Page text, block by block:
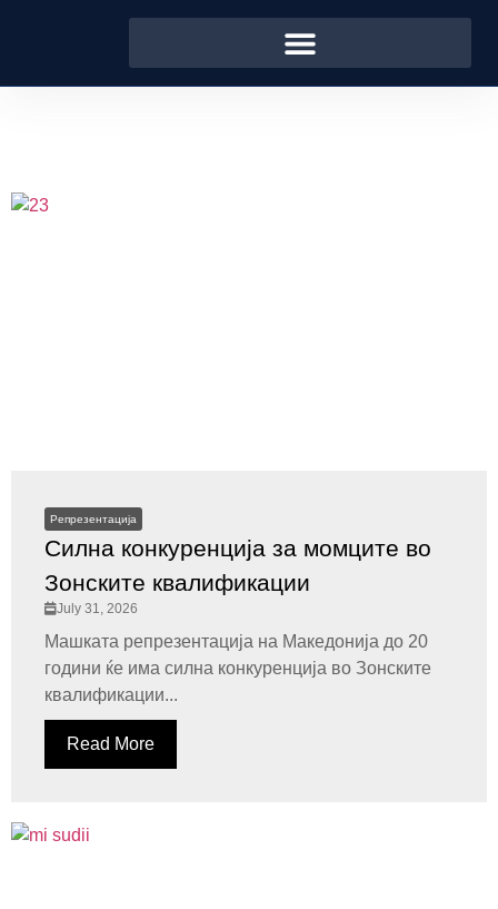
Репрезентација
Силна конкуренција за момците во
Зонските квалификации
July 31, 2026
Машката репрезентација на Македонија до 20
години ќе има силна конкуренција во Зонските
квалификации...
Read More